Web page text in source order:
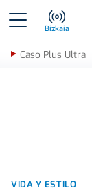
Bizkaia
Caso Plus Ultra
VIDA Y ESTILO